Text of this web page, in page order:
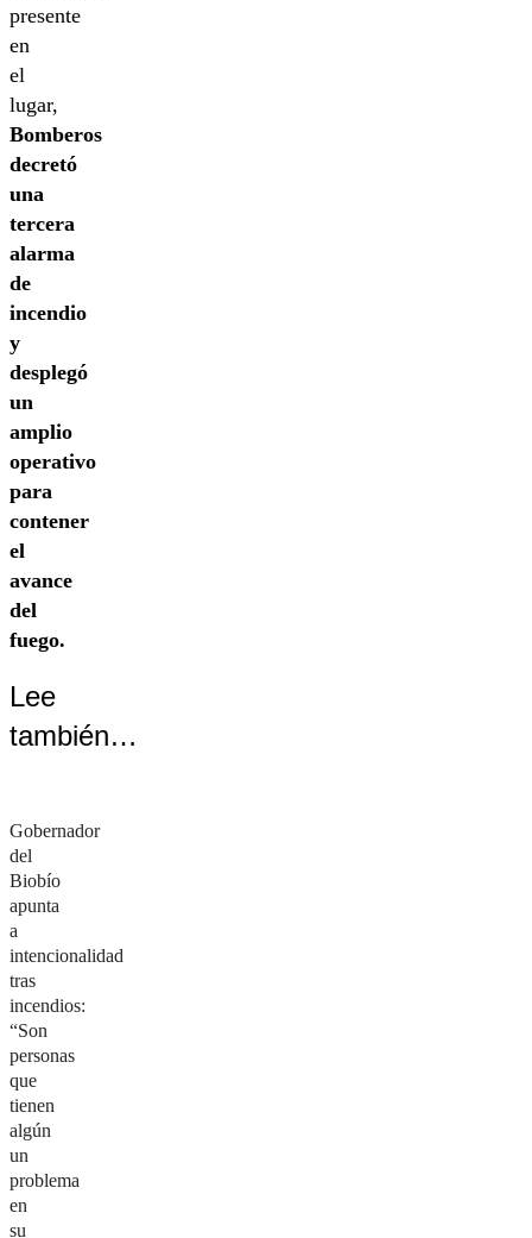
presente
en
el
lugar,
Bomberos
decretó
una
tercera
alarma
de
incendio
y
desplegó
un
amplio
operativo
para
contener
el
avance
del
fuego.
Lee
también…
Gobernador
del
Biobío
apunta
a
intencionalidad
tras
incendios:
“Son
personas
que
tienen
algún
un
problema
en
su